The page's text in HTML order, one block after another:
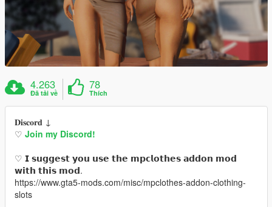
4.263
Đã tải về
78
Thích
𝐃𝐢𝐬𝐜𝐨𝐫𝐝 ↓
♡ Join my Discord!
♡ 𝗜 𝘀𝘂𝗴𝗴𝗲𝘀𝘁 𝘆𝗼𝘂 𝘂𝘀𝗲 𝘁𝗵𝗲 𝗺𝗽𝗰𝗹𝗼𝘁𝗵𝗲𝘀 𝗮𝗱𝗱𝗼𝗻 𝗺𝗼𝗱
𝘄𝗶𝘁𝗵 𝘁𝗵𝗶𝘀 𝗺𝗼𝗱.
https://www.gta5-mods.com/misc/mpclothes-addon-clothing-
slots